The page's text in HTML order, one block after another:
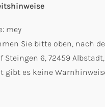
mey
Sie bitte oben, nach
Steingen 6, 72459
gibt es keine